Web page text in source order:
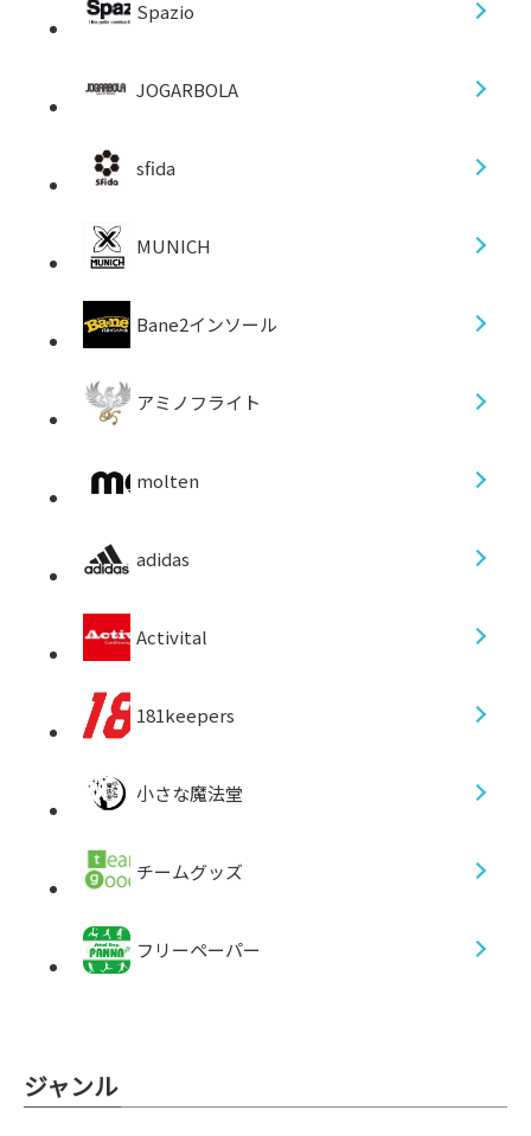
Spazio
JOGARBOLA
sfida
MUNICH
Bane2インソール
アミノフライト
molten
adidas
Activital
181keepers
小さな魔法堂
チームグッズ
フリーペーパー
ジャンル